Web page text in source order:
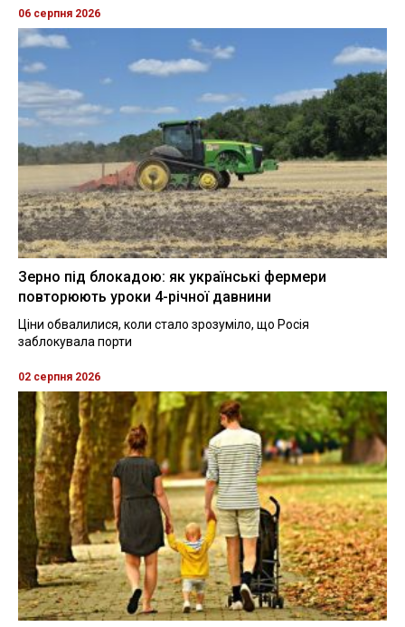
06 серпня 2026
Зерно під блокадою: як українські фермери
повторюють уроки 4-річної давнини
Ціни обвалилися, коли стало зрозуміло, що Росія
заблокувала порти
02 серпня 2026